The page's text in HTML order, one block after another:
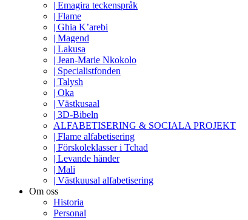
| Emagira teckenspråk
| Flame
| Ghia K’arebi
| Magend
| Lakusa
| Jean-Marie Nkokolo
| Specialistfonden
| Talysh
| Oka
| Västkusaal
| 3D-Bibeln
ALFABETISERING & SOCIALA PROJEKT
| Flame alfabetisering
| Förskoleklasser i Tchad
| Levande händer
| Mali
| Västkuusal alfabetisering
Om oss
Historia
Personal